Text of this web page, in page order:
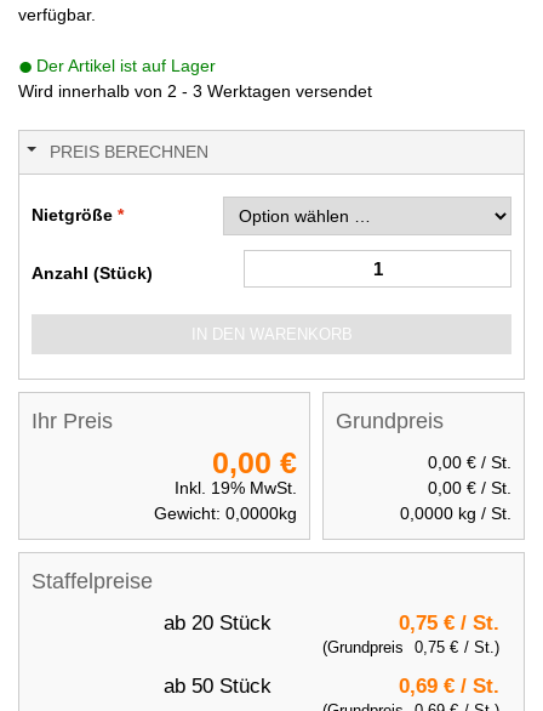
verfügbar.
Der Artikel ist auf Lager
Wird innerhalb von 2 - 3 Werktagen versendet
PREIS BERECHNEN
Nietgröße
Anzahl (Stück)
IN DEN WARENKORB
Staffelpreise
ab 20 Stück 0,75 € / St.
(Grundpreis 0,75 € / St.)
ab 50 Stück 0,69 € / St.
Grundpreis
0,00 € / St.
0,00 € / St.
0,0000 kg / St.
Ihr Preis
0,00 €
Inkl. 19% MwSt.
Gewicht: 0,0000kg